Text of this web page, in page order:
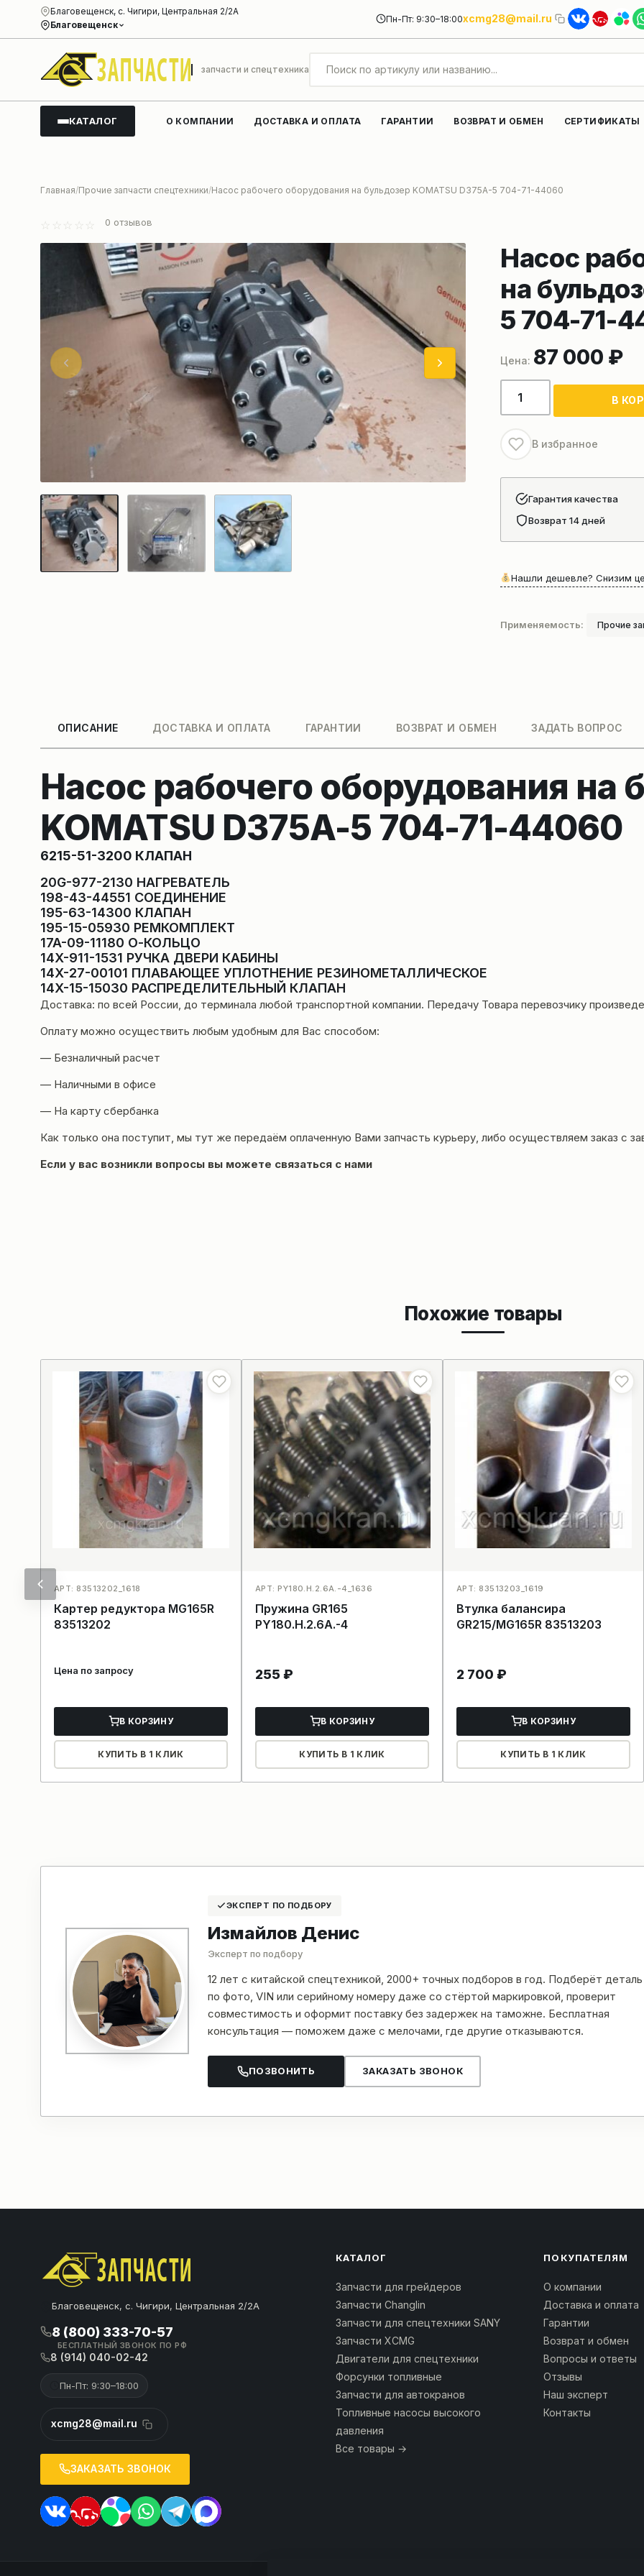
Благовещенск
Благовещенск, с. Чигири, Центральная 2/2А
Пн-Пт: 9:30–18:00xcmg28@mail.ru
запчасти и спецтехника
КАТАЛОГ О КОМПАНИИ ДОСТАВКА И ОПЛАТА ГАРАНТИИ ВОЗВРАТ И ОБМЕН СЕРТИФИКАТЫ
Главная Прочие запчасти спецтехники Насос рабочего оборудования на бульдозер KOMATSU D375A-5 704-71-44060
0 отзывов
Насос
на
5 704-71-
87 000 ₽
Количество
товара
рабочего
оборудования
на
бульдозер
KOMATSU
D375A-
71-
В
В избранное
Гарантия качества
Возврат 14 дней
Нашли дешевле? Снизим
Применяемость: Прочие
ОПИСАНИЕ ДОСТАВКА И ОПЛАТА ГАРАНТИИ ВОЗВРАТ И ОБМЕН ЗАДАТЬ ВОПРОС
Насос рабочего оборудования на
KOMATSU D375A-5 704-71-44060
6215-51-3200 КЛАПАН
20G-977-2130 НАГРЕВАТЕЛЬ
198-43-44551 СОЕДИНЕНИЕ
195-63-14300 КЛАПАН
195-15-05930 РЕМКОМПЛЕКТ
17A-09-11180 О-КОЛЬЦО
14X-911-1531 РУЧКА ДВЕРИ КАБИНЫ
14X-27-00101 ПЛАВАЮЩЕЕ УПЛОТНЕНИЕ РЕЗИНОМЕТАЛЛИЧЕСКОЕ
14X-15-15030 РАСПРЕДЕЛИТЕЛЬНЫЙ КЛАПАН
Доставка: по всей России, до терминала любой транспортной компании. Передачу Товара перевозчику
Оплату можно осуществить любым удобным для Вас способом:
— Безналичный расчет
— Наличными в офисе
— На карту сбербанка
Как только она поступит, мы тут же передаём оплаченную Вами запчасть курьеру, либо осуществляем заказ с
Если у вас возникли вопросы вы можете связаться с нами
Похожие товары
АРТ: 83513202_1618
Картер редуктора MG165R
83513202
Цена по запросу
В КОРЗИНУ
КУПИТЬ В 1 КЛИК
АРТ: PY180.H.2.6A.-4_1636
Пружина GR165
PY180.H.2.6A.-4
255 ₽
В КОРЗИНУ
КУПИТЬ В 1 КЛИК
АРТ: 83513203_1619
Втулка балансира
GR215/MG165R 83513203
2 700 ₽
В КОРЗИНУ
КУПИТЬ В 1 КЛИК
ЭКСПЕРТ ПО ПОДБОРУ
Измайлов Денис
Эксперт по подбору
12 лет с китайской спецтехникой, 2000+ точных подборов в год. Подберёт деталь
по фото, VIN или серийному номеру даже со стёртой маркировкой, проверит
совместимость и оформит поставку без задержек на таможне. Бесплатная
консультация — поможем даже с мелочами, где другие отказываются.
ПОЗВОНИТЬ ЗАКАЗАТЬ ЗВОНОК
Благовещенск, с. Чигири, Центральная 2/2А
8 (800) 333-70-57
БЕСПЛАТНЫЙ ЗВОНОК ПО РФ
8 (914) 040-02-42
Пн-Пт: 9:30–18:00
xcmg28@mail.ru
ЗАКАЗАТЬ ЗВОНОК
КАТАЛОГ
Запчасти для грейдеров
Запчасти Changlin
Запчасти для спецтехники SANY
Запчасти XCMG
Двигатели для спецтехники
Форсунки топливные
Запчасти для автокранов
Топливные насосы высокого
давления
Все товары →
ПОКУПАТЕЛЯМ
О компании
Доставка и оплата
Гарантии
Возврат и обмен
Вопросы и ответы
Отзывы
Наш эксперт
Контакты